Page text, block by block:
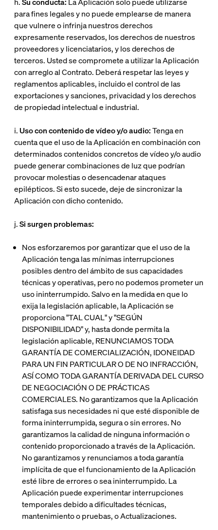
para fines legales y no puede emplearse de manera
que vulnere o infrinja nuestros derechos
expresamente reservados, los derechos de nuestros
proveedores y licenciatarios, y los derechos de
terceros. Usted se compromete a utilizar la Aplicación
con arreglo al Contrato. Deberá respetar las leyes y
reglamentos aplicables, incluido el control de las
exportaciones y sanciones, privacidad y los derechos
de propiedad intelectual e industrial.
i. Uso con contenido de vídeo y/o audio:Tenga en
cuenta que el uso de la Aplicación en combinación con
determinados contenidos concretos de vídeo y/o audio
puede generar combinaciones de luz que podrían
provocar molestias o desencadenar ataques
epilépticos. Si esto sucede, deje de sincronizar la
Aplicación con dicho contenido.
j.Si surgen problemas:
Nos esforzaremos por garantizar que el uso de la
Aplicación tenga las mínimas interrupciones
posibles dentro del ámbito de sus capacidades
técnicas y operativas, pero no podemos prometer un
uso ininterrumpido. Salvo en la medida en que lo
exija la legislación aplicable, la Aplicación se
proporciona "TAL CUAL" y "SEGÚN
DISPONIBILIDAD" y, hasta donde permita la
legislación aplicable, RENUNCIAMOS TODA
GARANTÍA DE COMERCIALIZACIÓN, IDONEIDAD
PARA UN FIN PARTICULAR O DE NO INFRACCIÓN,
ASÍ COMO TODA GARANTÍA DERIVADA DEL CURSO
DE NEGOCIACIÓN O DE PRÁCTICAS
COMERCIALES. No garantizamos que la Aplicación
satisfaga sus necesidades ni que esté disponible de
forma ininterrumpida, segura o sin errores. No
garantizamos la calidad de ninguna información o
contenido proporcionado a través de la Aplicación.
No garantizamos y renunciamos a toda garantía
implícita de que el funcionamiento de la Aplicación
esté libre de errores o sea ininterrumpido. La
Aplicación puede experimentar interrupciones
temporales debido a dificultades técnicas,
mantenimiento o pruebas, o Actualizaciones.